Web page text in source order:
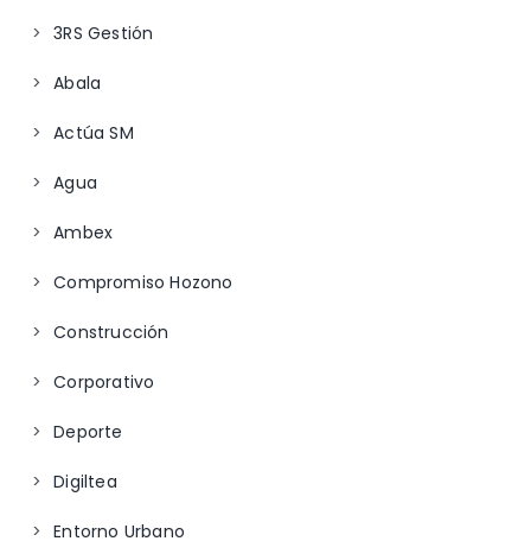
3RS Gestión
Abala
Actúa SM
Agua
Ambex
Compromiso Hozono
Construcción
Corporativo
Deporte
Digiltea
Entorno Urbano